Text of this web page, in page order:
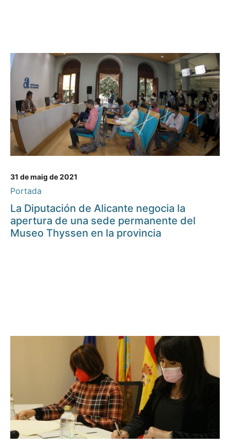
31 de maig de 2021
Portada
La Diputación de Alicante negocia la
apertura de una sede permanente del
Museo Thyssen en la provincia